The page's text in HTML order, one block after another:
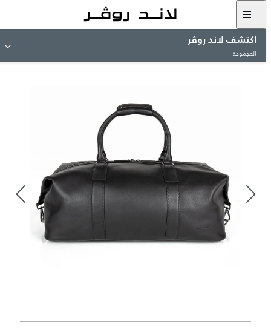
اكتشف لاند روڤر
المجموعة